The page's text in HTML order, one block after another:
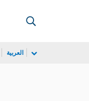
العربية